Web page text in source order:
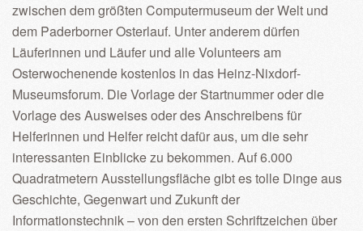
zwischen dem größten Computermuseum der Welt und
dem Paderborner Osterlauf. Unter anderem dürfen
Läuferinnen und Läufer und alle Volunteers am
Osterwochenende kostenlos in das Heinz-Nixdorf-
Museumsforum. Die Vorlage der Startnummer oder die
Vorlage des Ausweises oder des Anschreibens für
Helferinnen und Helfer reicht dafür aus, um die sehr
interessanten Einblicke zu bekommen. Auf 6.000
Quadratmetern Ausstellungsfläche gibt es tolle Dinge aus
Geschichte, Gegenwart und Zukunft der
Informationstechnik – von den ersten Schriftzeichen über